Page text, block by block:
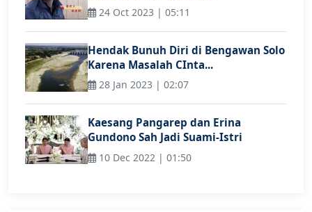
24 Oct 2023 | 05:11
Hendak Bunuh Diri di Bengawan Solo
Karena Masalah CInta...
28 Jan 2023 | 02:07
Kaesang Pangarep dan Erina
Gundono Sah Jadi Suami-Istri
10 Dec 2022 | 01:50